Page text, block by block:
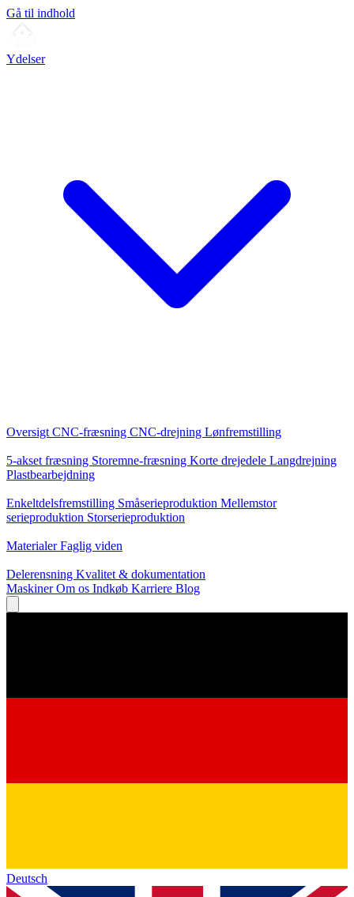
Gå til indhold
Ydelser
Oversigt CNC-fræsning CNC-drejning Lønfremstilling
5-akset fræsning Storemne-fræsning Korte drejedele Langdrejning
Plastbearbejdning
Enkeltdelsfremstilling Småserieproduktion Mellemstor
serieproduktion Storserieproduktion
MaterialerFaglig viden
Delerensning Kvalitet & dokumentation
MaskinerOm os Indkøb Karriere Blog
Deutsch